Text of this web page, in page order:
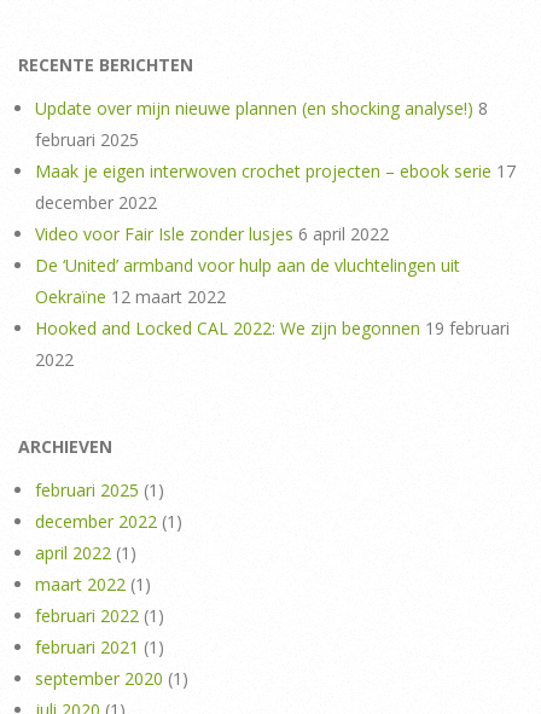
RECENTE BERICHTEN
Update over mijn nieuwe plannen (en shocking analyse!) 8
februari 2025
Maak je eigen interwoven crochet projecten – ebook serie 17
december 2022
Video voor Fair Isle zonder lusjes 6 april 2022
De ‘United’ armband voor hulp aan de vluchtelingen uit
Oekraïne 12 maart 2022
Hooked and Locked CAL 2022: We zijn begonnen 19 februari
2022
ARCHIEVEN
februari 2025 (1)
december 2022 (1)
april 2022 (1)
maart 2022 (1)
februari 2022 (1)
februari 2021 (1)
september 2020 (1)